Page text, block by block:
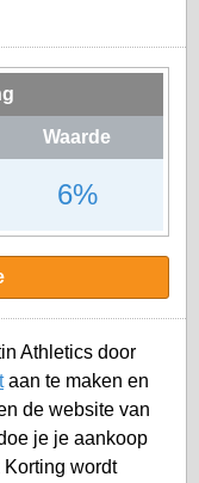
Waarde
6%
Athletics door
aan te maken en
de website van
je je aankoop
wordt